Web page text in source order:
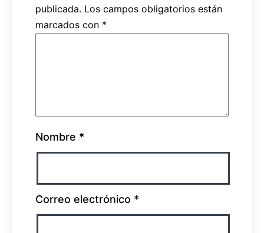
publicada. Los campos obligatorios están
marcados con *
Nombre *
Correo electrónico *